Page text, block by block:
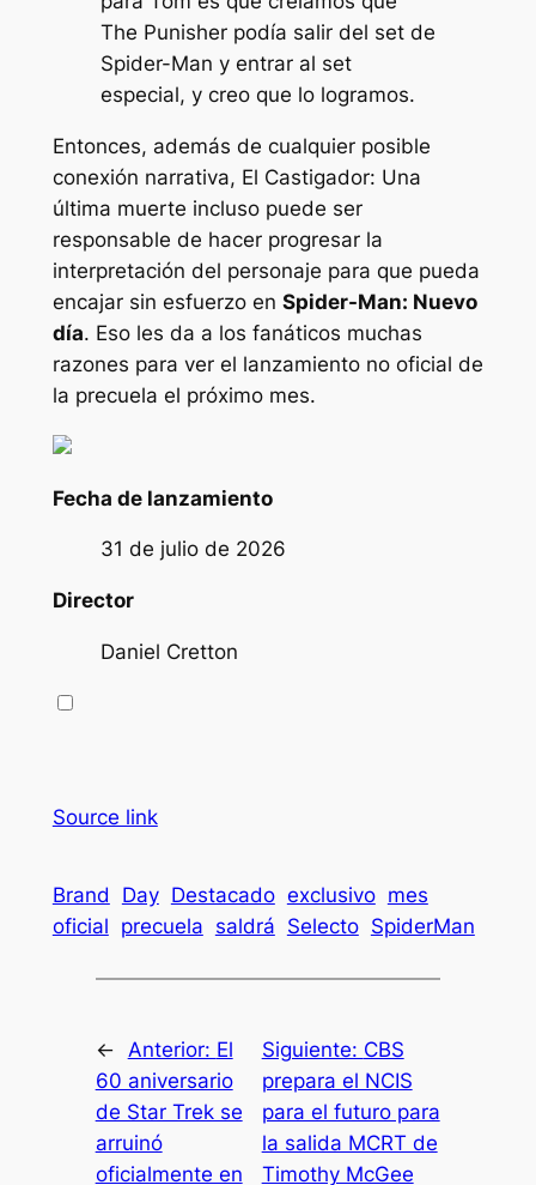
The Punisher podía salir del set de
Spider-Man y entrar al set
especial, y creo que lo logramos.
Entonces, además de cualquier posible
conexión narrativa, El Castigador: Una
última muerte incluso puede ser
responsable de hacer progresar la
interpretación del personaje para que pueda
encajar sin esfuerzo en Spider-Man: Nuevo
día. Eso les da a los fanáticos muchas
razones para ver el lanzamiento no oficial de
la precuela el próximo mes.
Fecha de lanzamiento
31 de julio de 2026
Director
Daniel Cretton
Source link
Brand Day Destacado exclusivo mes
oficial precuela saldrá Selecto SpiderMan
← Anterior: El
60 aniversario
de Star Trek se
arruinó
oficialmente en
Siguiente: CBS
prepara el NCIS
para el futuro para
la salida MCRT de
Timothy McGee